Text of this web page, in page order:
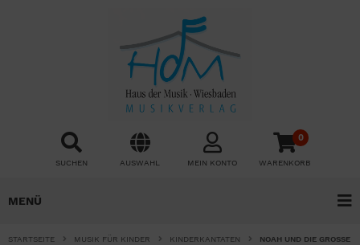
SUCHEN AUSWAHL MEIN KONTO
0
WARENKORB
MENÜ
STARTSEITE MUSIK FÜR KINDER KINDERKANTATEN
NOAH UND DIE GROSSE F